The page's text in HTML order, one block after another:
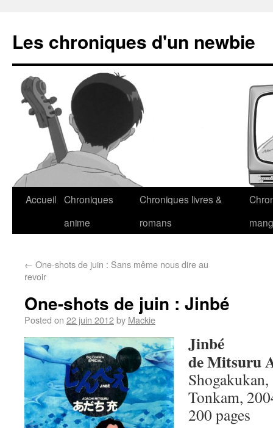
Les chroniques d'un newbie
Accueil Chroniques
anime
Chroniques livres &
romans
← One-shots de juin : Sans même nous dire au
revoir
One-shots de juin : Jinbé
Posted on 22 juin 2012by Mackie
Jinbé
de Mitsuru
Tonkam,
200 pages